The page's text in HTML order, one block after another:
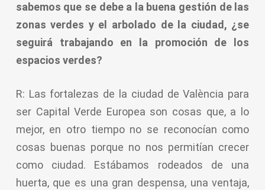
sabemos que se debe a la buena gestión de las
zonas verdes y el arbolado de la ciudad, ¿se
seguirá trabajando en la promoción de los
espacios verdes?
R: Las fortalezas de la ciudad de València para
ser Capital Verde Europea son cosas que, a lo
mejor, en otro tiempo no se reconocían como
cosas buenas porque no nos permitían crecer
como ciudad. Estábamos rodeados de una
huerta, que es una gran despensa, una ventaja,